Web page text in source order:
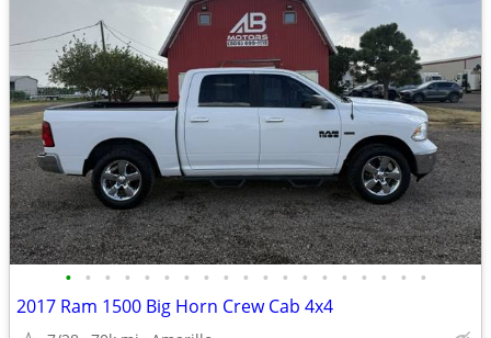
• • • • • • • • • • • • • • • • • • •
2017 Ram 1500 Big Horn Crew Cab 4x4